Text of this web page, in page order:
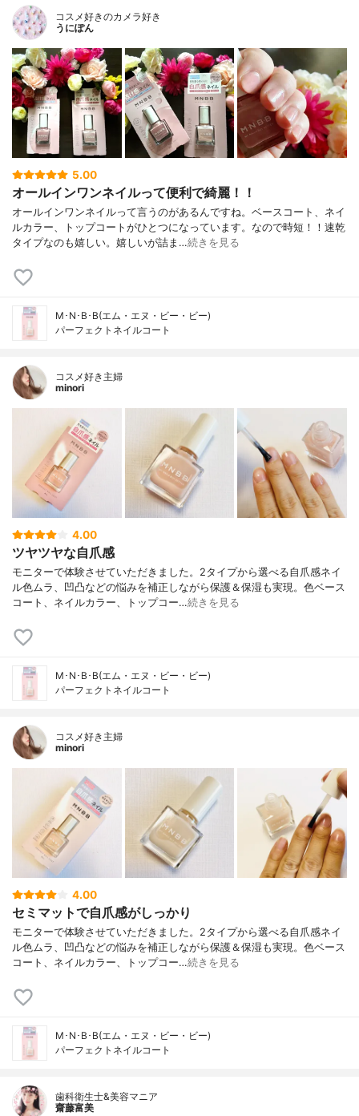
コスメ好きのカメラ好き
うにぽん
5.00
オールインワンネイルって便利で綺麗！！
オールインワンネイルって言うのがあるんですね。ベースコート、ネイ
ルカラー、トップコートがひとつになっています。なので時短！！速乾
タイプなのも嬉しい。嬉しいが詰ま…続きを見る
M･N･B･B(エム・エヌ・ビー・ビー)
パーフェクトネイルコート
コスメ好き主婦
minori
4.00
ツヤツヤな自爪感
モニターで体験させていただきました。2タイプから選べる自爪感ネイ
ル色ムラ、凹凸などの悩みを補正しながら保護＆保湿も実現。色ベース
コート、ネイルカラー、トップコー…続きを見る
M･N･B･B(エム・エヌ・ビー・ビー)
パーフェクトネイルコート
コスメ好き主婦
minori
4.00
セミマットで自爪感がしっかり
モニターで体験させていただきました。2タイプから選べる自爪感ネイ
ル色ムラ、凹凸などの悩みを補正しながら保護＆保湿も実現。色ベース
コート、ネイルカラー、トップコー…続きを見る
M･N･B･B(エム・エヌ・ビー・ビー)
パーフェクトネイルコート
歯科衛生士&美容マニア
齋藤富美